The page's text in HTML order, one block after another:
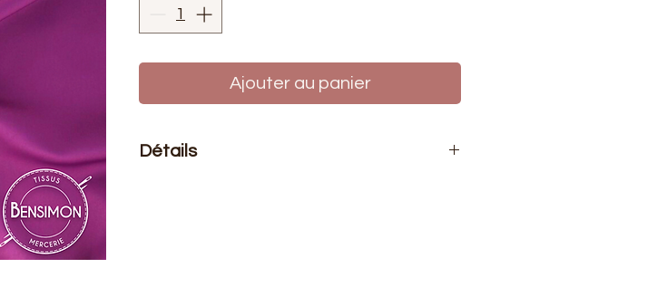
Ajouter au panier
Détails